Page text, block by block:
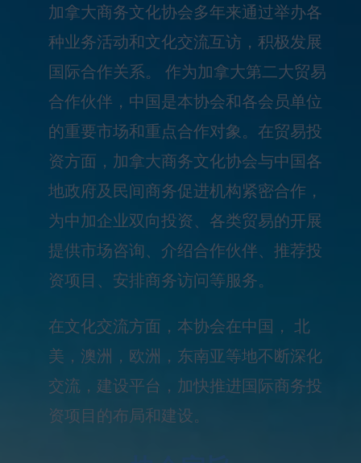
加拿大商务文化协会多年来通过举办各
种业务活动和文化交流互访，积极发展
国际合作关系。 作为加拿大第二大贸易
合作伙伴，中国是本协会和各会员单位
的重要市场和重点合作对象。在贸易投
资方面，加拿大商务文化协会与中国各
地政府及民间商务促进机构紧密合作，
为中加企业双向投资、各类贸易的开展
提供市场咨询、介绍合作伙伴、推荐投
资项目、安排商务访问等服务。
在文化交流方面，本协会在中国， 北
美，澳洲，欧洲，东南亚等地不断深化
交流，建设平台，加快推进国际商务投
资项目的布局和建设。